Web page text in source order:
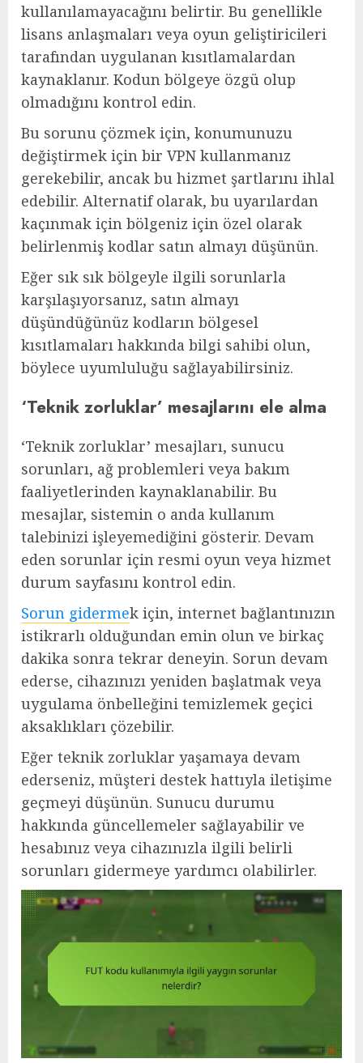
kullanılamayacağını belirtir. Bu genellikle
lisans anlaşmaları veya oyun geliştiricileri
tarafından uygulanan kısıtlamalardan
kaynaklanır. Kodun bölgeye özgü olup
olmadığını kontrol edin.
Bu sorunu çözmek için, konumunuzu
değiştirmek için bir VPN kullanmanız
gerekebilir, ancak bu hizmet şartlarını ihlal
edebilir. Alternatif olarak, bu uyarılardan
kaçınmak için bölgeniz için özel olarak
belirlenmiş kodlar satın almayı düşünün.
Eğer sık sık bölgeyle ilgili sorunlarla
karşılaşıyorsanız, satın almayı
düşündüğünüz kodların bölgesel
kısıtlamaları hakkında bilgi sahibi olun,
böylece uyumluluğu sağlayabilirsiniz.
‘Teknik zorluklar’ mesajlarını ele alma
‘Teknik zorluklar’ mesajları, sunucu
sorunları, ağ problemleri veya bakım
faaliyetlerinden kaynaklanabilir. Bu
mesajlar, sistemin o anda kullanım
talebinizi işleyemediğini gösterir. Devam
eden sorunlar için resmi oyun veya hizmet
durum sayfasını kontrol edin.
Sorun gidermek için, internet bağlantınızın
istikrarlı olduğundan emin olun ve birkaç
dakika sonra tekrar deneyin. Sorun devam
ederse, cihazınızı yeniden başlatmak veya
uygulama önbelleğini temizlemek geçici
aksaklıkları çözebilir.
Eğer teknik zorluklar yaşamaya devam
ederseniz, müşteri destek hattıyla iletişime
geçmeyi düşünün. Sunucu durumu
hakkında güncellemeler sağlayabilir ve
hesabınız veya cihazınızla ilgili belirli
sorunları gidermeye yardımcı olabilirler.